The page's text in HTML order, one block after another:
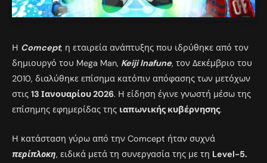
Η Comcept, η εταιρεία ανάπτυξης που ιδρύθηκε από τον
δημιουργό του Mega Man, Keiji Inafune, τον Δεκέμβριο του
2010, διαλύθηκε επίσημα κατόπιν απόφασης των μετόχων
στις 13 Ιανουαρίου 2026. Η είδηση έγινε γνωστή μέσω της
επίσημης εφημερίδας της ιαπωνικής κυβέρνησης.
Η κατάσταση γύρω από την Comcept ήταν συχνά
περίπλοκη, ειδικά μετά τη συνεργασία της με τη Level-5.